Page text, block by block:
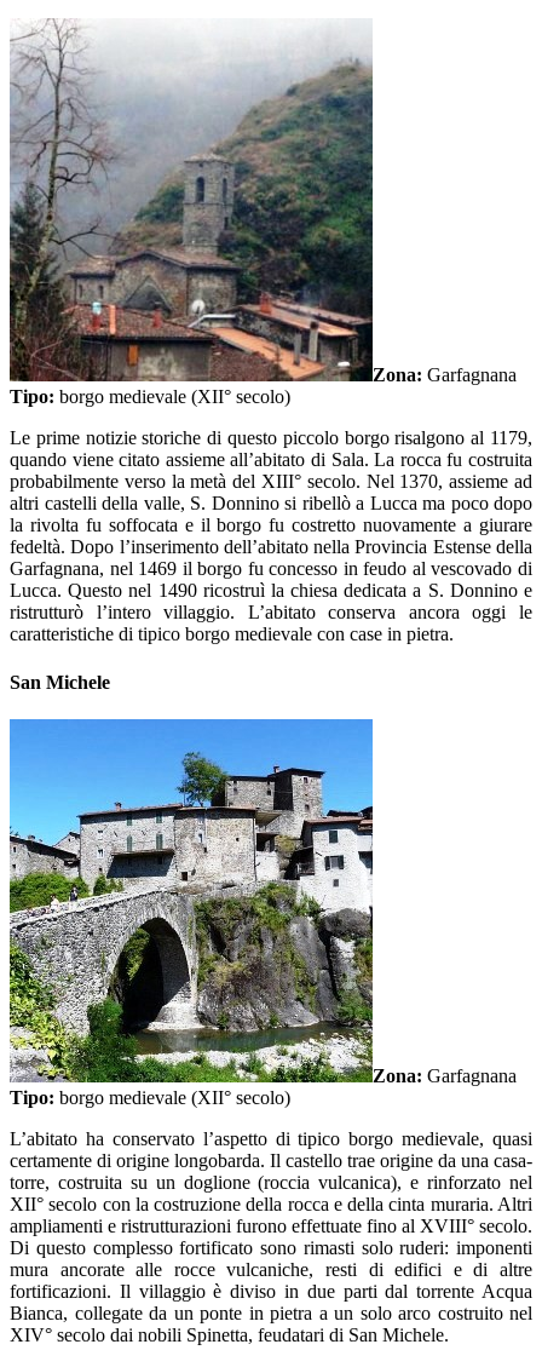
Zona: Garfagnana
Tipo: borgo medievale (XII° secolo)
Le prime notizie storiche di questo piccolo borgo risalgono al 1179,
quando viene citato assieme all’abitato di Sala. La rocca fu costruita
probabilmente verso la metà del XIII° secolo. Nel 1370, assieme ad
altri castelli della valle, S. Donnino si ribellò a Lucca ma poco dopo
la rivolta fu soffocata e il borgo fu costretto nuovamente a giurare
fedeltà. Dopo l’inserimento dell’abitato nella Provincia Estense della
Garfagnana, nel 1469 il borgo fu concesso in feudo al vescovado di
Lucca. Questo nel 1490 ricostruì la chiesa dedicata a S. Donnino e
ristrutturò l’intero villaggio. L’abitato conserva ancora oggi le
caratteristiche di tipico borgo medievale con case in pietra.
San Michele
Zona: Garfagnana
Tipo: borgo medievale (XII° secolo)
L’abitato ha conservato l’aspetto di tipico borgo medievale, quasi
certamente di origine longobarda. Il castello trae origine da una casa-
torre, costruita su un doglione (roccia vulcanica), e rinforzato nel
XII° secolo con la costruzione della rocca e della cinta muraria. Altri
ampliamenti e ristrutturazioni furono effettuate fino al XVIII° secolo.
Di questo complesso fortificato sono rimasti solo ruderi: imponenti
mura ancorate alle rocce vulcaniche, resti di edifici e di altre
fortificazioni. Il villaggio è diviso in due parti dal torrente Acqua
Bianca, collegate da un ponte in pietra a un solo arco costruito nel
XIV° secolo dai nobili Spinetta, feudatari di San Michele.